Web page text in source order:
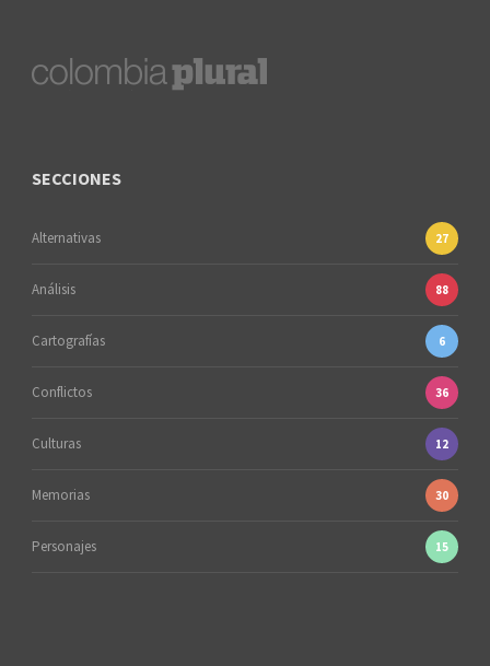
SECCIONES
Alternativas 27
Análisis 88
Cartografías 6
Conflictos 36
Culturas 12
Memorias 30
Personajes 15